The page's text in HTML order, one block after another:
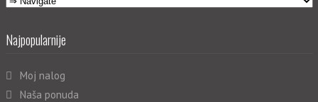
Najpopularnije
Moj nalog
Naša ponuda